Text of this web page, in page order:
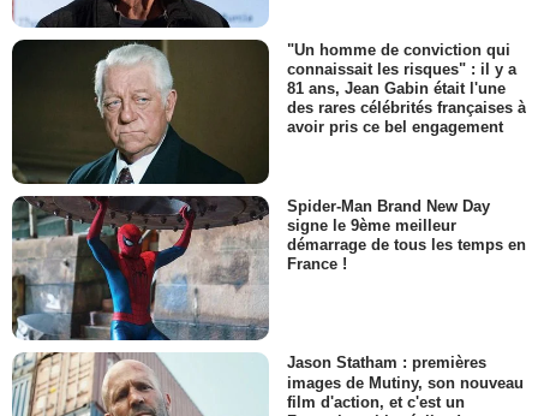
"Un homme de conviction qui
connaissait les risques" : il y a
81 ans, Jean Gabin était l'une
des rares célébrités françaises à
avoir pris ce bel engagement
Spider-Man Brand New Day
signe le 9ème meilleur
démarrage de tous les temps en
France !
Jason Statham : premières
images de Mutiny, son nouveau
film d'action, et c'est un